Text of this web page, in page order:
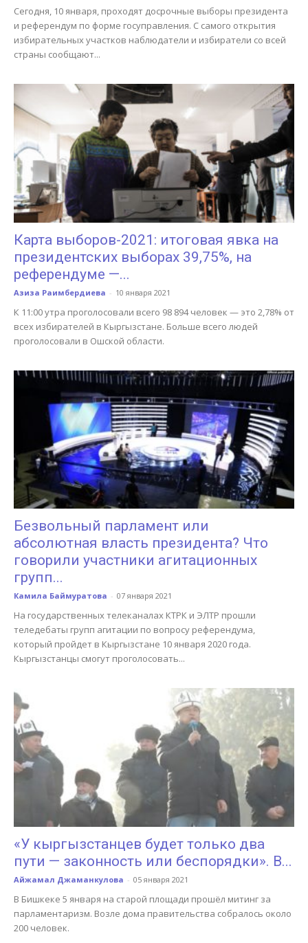
Сегодня, 10 января, проходят досрочные выборы президента
и референдум по форме госуправления. С самого открытия
избирательных участков наблюдатели и избиратели со всей
страны сообщают...
Карта выборов-2021: итоговая явка на
президентских выборах 39,75%, на
референдуме —...
Азиза Раимбердиева - 10 января 2021
К 11:00 утра проголосовали всего 98 894 человек — это 2,78% от
всех избирателей в Кыргызстане. Больше всего людей
проголосовали в Ошской области.
Безвольный парламент или
абсолютная власть президента? Что
говорили участники агитационных
групп...
Камила Баймуратова - 07 января 2021
На государственных телеканалах КТРК и ЭЛТР прошли
теледебаты групп агитации по вопросу референдума,
который пройдет в Кыргызстане 10 января 2020 года.
Кыргызстанцы смогут проголосовать...
«У кыргызстанцев будет только два
пути — законность или беспорядки». В...
Айжамал Джаманкулова - 05 января 2021
В Бишкеке 5 января на старой площади прошёл митинг за
парламентаризм. Возле дома правительства собралось около
200 человек.